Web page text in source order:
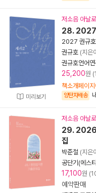
미리보기
저소음 아날
28. 2027
2027 권규호
권규호 (지은
권규호언어연
25,200원
책소개페이
양탄자배송
저소음 아날
29. 2026
집
박준철 (지은
공단기(에스
17,100원
예약판매